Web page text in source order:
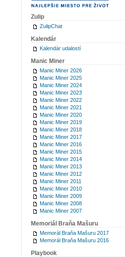
Zulip
ZulipChat
Kalendár
Kalendár udalostí
Manic Miner
Manic Miner 2026
Manic Miner 2025
Manic Miner 2024
Manic Miner 2023
Manic Miner 2022
Manic Miner 2021
Manic Miner 2020
Manic Miner 2019
Manic Miner 2018
Manic Miner 2017
Manic Miner 2016
Manic Miner 2015
Manic Miner 2014
Manic Miner 2013
Manic Miner 2012
Manic Miner 2011
Manic Miner 2010
Manic Miner 2009
Manic Miner 2008
Manic Miner 2007
Memoriál Braňa Mašuru
Memorál Braňa Mašuru 2017
Memorál Braňa Mašuru 2016
Playbook